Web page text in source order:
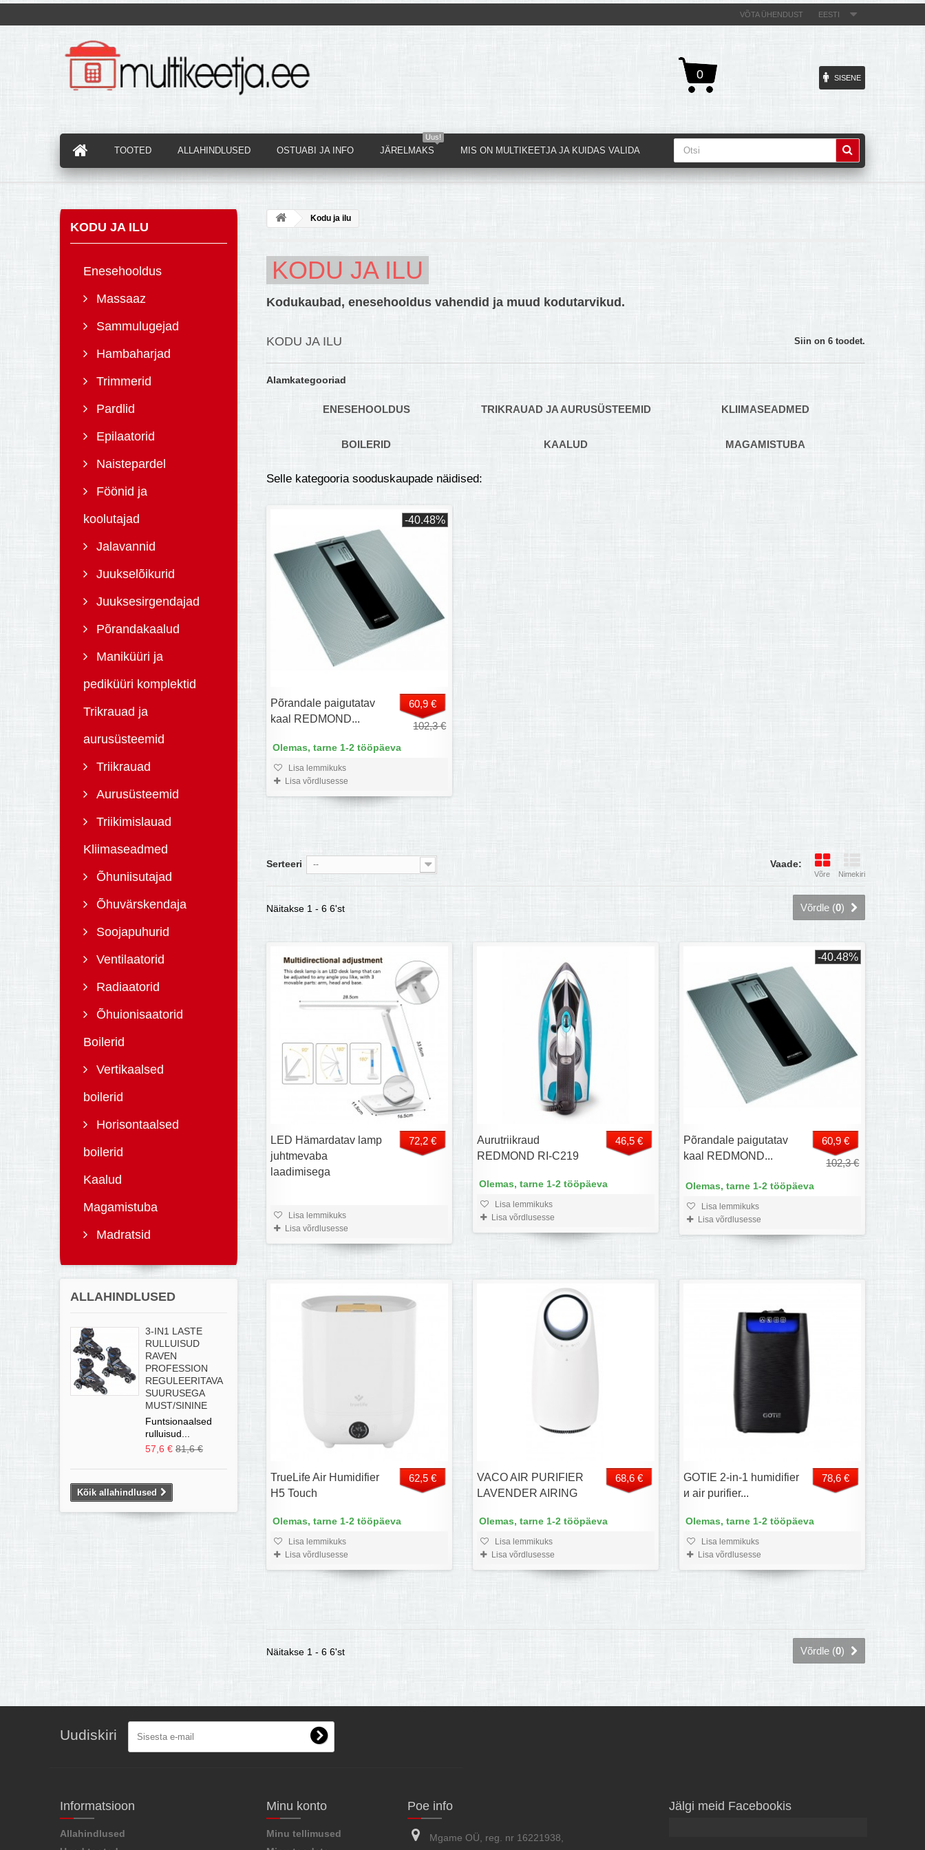
EESTI
VÕTA ÜHENDUST
0 SISENE
TOOTED ALLAHINDLUSED OSTUABI JA INFO
Uus!
JÄRELMAKS MIS ON MULTIKEETJA JA KUIDAS VALIDA
KODU JA ILU
Enesehooldus
Massaaz
Sammulugejad
Hambaharjad
Trimmerid
Pardlid
Epilaatorid
Naistepardel
Föönid ja
koolutajad
Jalavannid
Juukselõikurid
Juuksesirgendajad
Põrandakaalud
Maniküüri ja
pediküüri komplektid
Trikrauad ja
aurusüsteemid
Triikrauad
Aurusüsteemid
Triikimislauad
Kliimaseadmed
Õhuniisutajad
Õhuvärskendaja
Soojapuhurid
Ventilaatorid
Radiaatorid
Õhuionisaatorid
Boilerid
Vertikaalsed
boilerid
Horisontaalsed
boilerid
Kaalud
Magamistuba
Madratsid
ALLAHINDLUSED
3-IN1 LASTE
RULLUISUD
RAVEN
PROFESSION
REGULEERITAVA
SUURUSEGA
MUST/SININE
Funtsionaalsed
rulluisud...
57,6 € 81,6 €
Kõik allahindlused
Kodu ja ilu
KODU JA ILU
Kodukaubad, enesehooldus vahendid ja muud kodutarvikud.
KODU JA ILU Siin on 6 toodet.
Alamkategooriad
ENESEHOOLDUS TRIKRAUAD JA AURUSÜSTEEMID KLIIMASEADMED
BOILERID KAALUD MAGAMISTUBA
Selle kategooria sooduskaupade näidised:
-40.48%
Põrandale paigutatav
kaal REDMOND...
60,9 €
102,3 €
Olemas, tarne 1-2 tööpäeva
Lisa lemmikuks
Lisa võrdlusesse
Vaade:
Võre Nimekiri
Serteeri --
Võrdle (0)
Näitakse 1 - 6 6'st
LED Hämardatav lamp
juhtmevaba
laadimisega
72,2 €
Lisa lemmikuks
Lisa võrdlusesse
Aurutriikraud
REDMOND RI-C219
46,5 €
Olemas, tarne 1-2 tööpäeva
Lisa lemmikuks
Lisa võrdlusesse
-40.48%
Põrandale paigutatav
kaal REDMOND...
60,9 €
102,3 €
Olemas, tarne 1-2 tööpäeva
Lisa lemmikuks
Lisa võrdlusesse
TrueLife Air Humidifier
H5 Touch
62,5 €
Olemas, tarne 1-2 tööpäeva
Lisa lemmikuks
Lisa võrdlusesse
VACO AIR PURIFIER
LAVENDER AIRING
68,6 €
Olemas, tarne 1-2 tööpäeva
Lisa lemmikuks
Lisa võrdlusesse
GOTIE 2-in-1 humidifier
и air purifier...
78,6 €
Olemas, tarne 1-2 tööpäeva
Lisa lemmikuks
Lisa võrdlusesse
Võrdle (0)
Näitakse 1 - 6 6'st
Uudiskiri
Informatsioon
Allahindlused
Minu konto
Minu tellimused
Poe info
Mgame OÜ, reg. nr 16221938,
Jälgi meid Facebookis